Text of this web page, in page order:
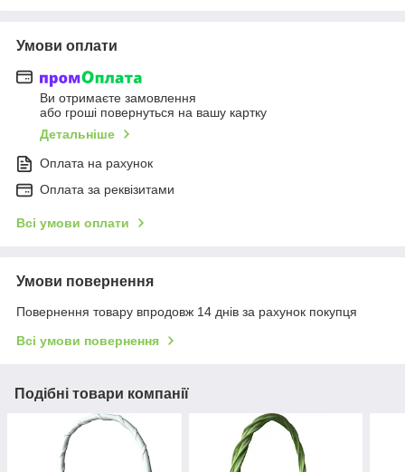
Умови оплати
Ви отримаєте замовлення
або гроші повернуться на вашу картку
Детальніше
Оплата на рахунок
Оплата за реквізитами
Всі умови оплати
Умови повернення
Повернення товару впродовж 14 днів за рахунок покупця
Всі умови повернення
Подібні товари компанії